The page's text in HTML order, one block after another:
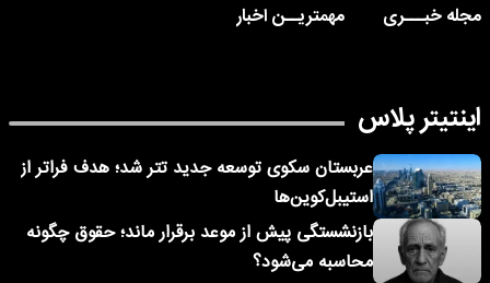
مجله خبـــری
مهمتریــن اخبار
اینتیتر پلاس
عربستان سکوی توسعه جدید تتر شد؛ هدف فراتر از
استیبل‌کوین‌ها
بازنشستگی پیش از موعد برقرار ماند؛ حقوق چگونه
محاسبه می‌شود؟